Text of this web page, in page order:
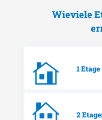
Wieviele
1 Etage
2